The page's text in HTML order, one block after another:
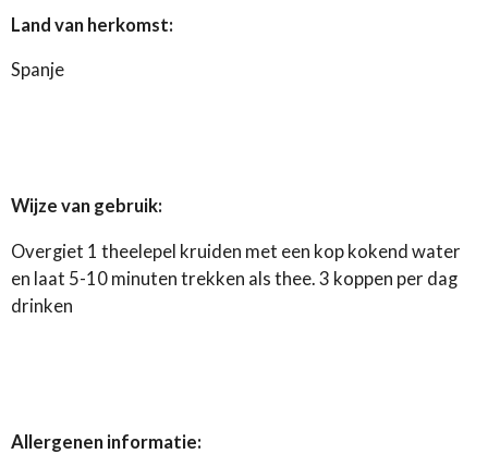
Land van herkomst:
Spanje
Wijze van gebruik:
Overgiet 1 theelepel kruiden met een kop kokend water
en laat 5-10 minuten trekken als thee. 3 koppen per dag
drinken
Allergenen informatie: